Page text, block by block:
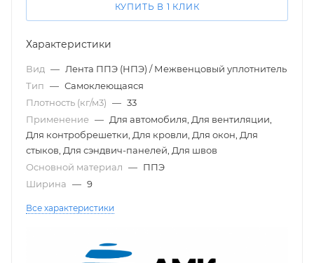
КУПИТЬ В 1 КЛИК
Характеристики
Вид — Лента ППЭ (НПЭ) / Межвенцовый уплотнитель
Тип — Самоклеющаяся
Плотность (кг/м3) — 33
Применение — Для автомобиля, Для вентиляции,
Для контробрешетки, Для кровли, Для окон, Для
стыков, Для сэндвич-панелей, Для швов
Основной материал — ППЭ
Ширина — 9
Все характеристики